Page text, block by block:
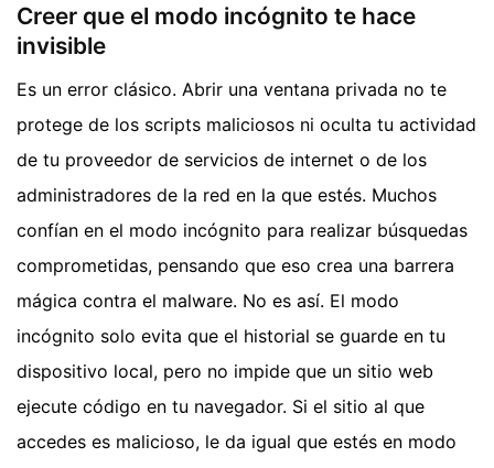
Creer que el modo incógnito te hace
invisible
Es un error clásico. Abrir una ventana privada no te
protege de los scripts maliciosos ni oculta tu actividad
de tu proveedor de servicios de internet o de los
administradores de la red en la que estés. Muchos
confían en el modo incógnito para realizar búsquedas
comprometidas, pensando que eso crea una barrera
mágica contra el malware. No es así. El modo
incógnito solo evita que el historial se guarde en tu
dispositivo local, pero no impide que un sitio web
ejecute código en tu navegador. Si el sitio al que
accedes es malicioso, le da igual que estés en modo